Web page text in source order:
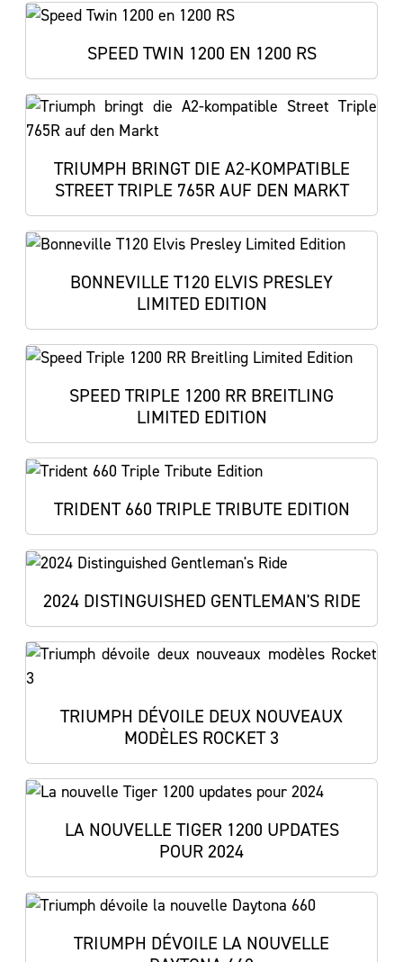
SPEED TWIN 1200 EN 1200 RS
TRIUMPH BRINGT DIE A2-KOMPATIBLE
STREET TRIPLE 765R AUF DEN MARKT
BONNEVILLE T120 ELVIS PRESLEY
LIMITED EDITION
SPEED TRIPLE 1200 RR BREITLING
LIMITED EDITION
TRIDENT 660 TRIPLE TRIBUTE EDITION
2024 DISTINGUISHED GENTLEMAN'S RIDE
TRIUMPH DÉVOILE DEUX NOUVEAUX
MODÈLES ROCKET 3
LA NOUVELLE TIGER 1200 UPDATES
POUR 2024
TRIUMPH DÉVOILE LA NOUVELLE